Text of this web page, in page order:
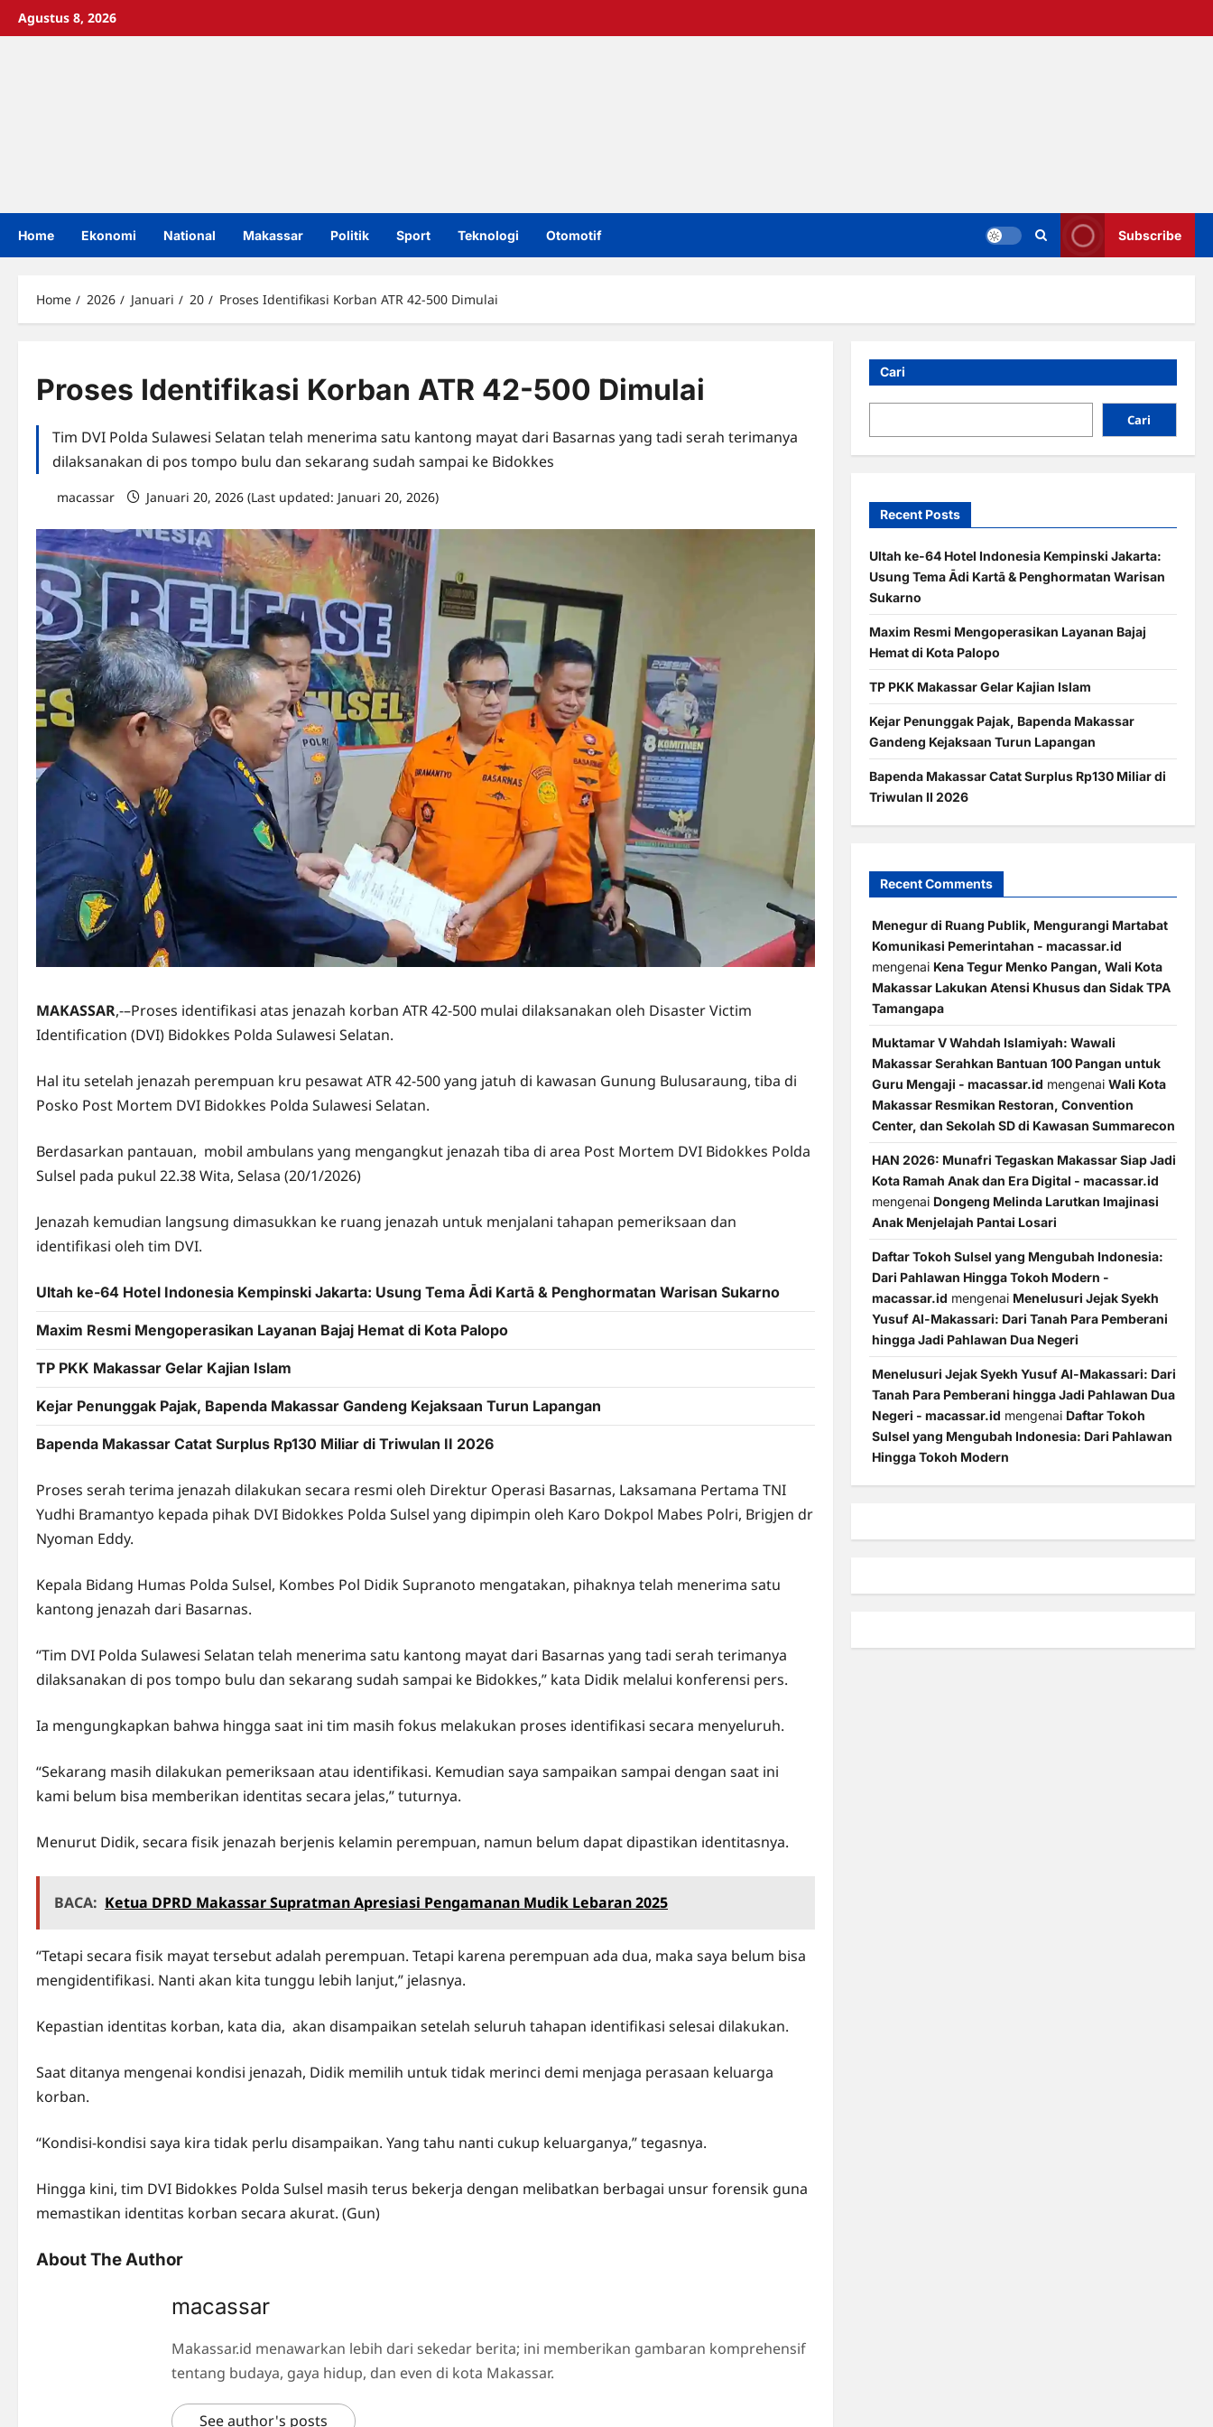
SkipAgustus 8, 2026
Home Ekonomi National Makassar Politik Sport Teknologi Otomotif Subscribe
Home 2026 Januari 20 Proses Identifikasi Korban ATR 42-500 Dimulai
Proses Identifikasi Korban ATR 42-500 Dimulai
Tim DVI Polda Sulawesi Selatan telah menerima satu kantong mayat dari Basarnas yang tadi serah terimanya
dilaksanakan di pos tompo bulu dan sekarang sudah sampai ke Bidokkes
macassar Januari 20, 2026 (Last updated: Januari 20, 2026)
MAKASSAR,-–Proses identifikasi atas jenazah korban ATR 42-500 mulai dilaksanakan oleh Disaster Victim
Identification (DVI) Bidokkes Polda Sulawesi Selatan.
Hal itu setelah jenazah perempuan kru pesawat ATR 42-500 yang jatuh di kawasan Gunung Bulusaraung, tiba di
Posko Post Mortem DVI Bidokkes Polda Sulawesi Selatan.
Berdasarkan pantauan, mobil ambulans yang mengangkut jenazah tiba di area Post Mortem DVI Bidokkes Polda
Sulsel pada pukul 22.38 Wita, Selasa (20/1/2026)
Jenazah kemudian langsung dimasukkan ke ruang jenazah untuk menjalani tahapan pemeriksaan dan
identifikasi oleh tim DVI.
Ultah ke-64 Hotel Indonesia Kempinski Jakarta: Usung Tema Ādi Kartā & Penghormatan Warisan Sukarno
Maxim Resmi Mengoperasikan Layanan Bajaj Hemat di Kota Palopo
TP PKK Makassar Gelar Kajian Islam
Kejar Penunggak Pajak, Bapenda Makassar Gandeng Kejaksaan Turun Lapangan
Bapenda Makassar Catat Surplus Rp130 Miliar di Triwulan II 2026
Proses serah terima jenazah dilakukan secara resmi oleh Direktur Operasi Basarnas, Laksamana Pertama TNI
Yudhi Bramantyo kepada pihak DVI Bidokkes Polda Sulsel yang dipimpin oleh Karo Dokpol Mabes Polri, Brigjen dr
Nyoman Eddy.
Kepala Bidang Humas Polda Sulsel, Kombes Pol Didik Supranoto mengatakan, pihaknya telah menerima satu
kantong jenazah dari Basarnas.
“Tim DVI Polda Sulawesi Selatan telah menerima satu kantong mayat dari Basarnas yang tadi serah terimanya
dilaksanakan di pos tompo bulu dan sekarang sudah sampai ke Bidokkes,” kata Didik melalui konferensi pers.
Ia mengungkapkan bahwa hingga saat ini tim masih fokus melakukan proses identifikasi secara menyeluruh.
“Sekarang masih dilakukan pemeriksaan atau identifikasi. Kemudian saya sampaikan sampai dengan saat ini
kami belum bisa memberikan identitas secara jelas,” tuturnya.
Menurut Didik, secara fisik jenazah berjenis kelamin perempuan, namun belum dapat dipastikan identitasnya.
BACA: Ketua DPRD Makassar Supratman Apresiasi Pengamanan Mudik Lebaran 2025
“Tetapi secara fisik mayat tersebut adalah perempuan. Tetapi karena perempuan ada dua, maka saya belum bisa
mengidentifikasi. Nanti akan kita tunggu lebih lanjut,” jelasnya.
Kepastian identitas korban, kata dia, akan disampaikan setelah seluruh tahapan identifikasi selesai dilakukan.
Saat ditanya mengenai kondisi jenazah, Didik memilih untuk tidak merinci demi menjaga perasaan keluarga
korban.
“Kondisi-kondisi saya kira tidak perlu disampaikan. Yang tahu nanti cukup keluarganya,” tegasnya.
Hingga kini, tim DVI Bidokkes Polda Sulsel masih terus bekerja dengan melibatkan berbagai unsur forensik guna
memastikan identitas korban secara akurat. (Gun)
About The Author
macassar
Makassar.id menawarkan lebih dari sekedar berita; ini memberikan gambaran komprehensif
tentang budaya, gaya hidup, dan even di kota Makassar.
See author's posts
Cari
Cari
Recent Posts
Ultah ke-64 Hotel Indonesia Kempinski Jakarta:
Usung Tema Ādi Kartā & Penghormatan Warisan
Sukarno
Maxim Resmi Mengoperasikan Layanan Bajaj
Hemat di Kota Palopo
TP PKK Makassar Gelar Kajian Islam
Kejar Penunggak Pajak, Bapenda Makassar
Gandeng Kejaksaan Turun Lapangan
Bapenda Makassar Catat Surplus Rp130 Miliar di
Triwulan II 2026
Recent Comments
Menegur di Ruang Publik, Mengurangi Martabat
Komunikasi Pemerintahan - macassar.id
mengenai Kena Tegur Menko Pangan, Wali Kota
Makassar Lakukan Atensi Khusus dan Sidak TPA
Tamangapa
Muktamar V Wahdah Islamiyah: Wawali
Makassar Serahkan Bantuan 100 Pangan untuk
Guru Mengaji - macassar.id mengenai Wali Kota
Makassar Resmikan Restoran, Convention
Center, dan Sekolah SD di Kawasan Summarecon
HAN 2026: Munafri Tegaskan Makassar Siap Jadi
Kota Ramah Anak dan Era Digital - macassar.id
mengenai Dongeng Melinda Larutkan Imajinasi
Anak Menjelajah Pantai Losari
Daftar Tokoh Sulsel yang Mengubah Indonesia:
Dari Pahlawan Hingga Tokoh Modern -
macassar.id mengenai Menelusuri Jejak Syekh
Yusuf Al-Makassari: Dari Tanah Para Pemberani
hingga Jadi Pahlawan Dua Negeri
Menelusuri Jejak Syekh Yusuf Al-Makassari: Dari
Tanah Para Pemberani hingga Jadi Pahlawan Dua
Negeri - macassar.id mengenai Daftar Tokoh
Sulsel yang Mengubah Indonesia: Dari Pahlawan
Hingga Tokoh Modern